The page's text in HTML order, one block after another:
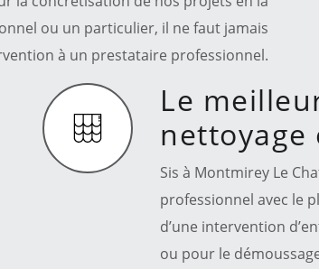
ou un particulier, il ne faut jamais
à un prestataire professionnel.
Le
nettoyage
Sis à Montmirey Le
professionnel avec le
d’une intervention
ou pour le